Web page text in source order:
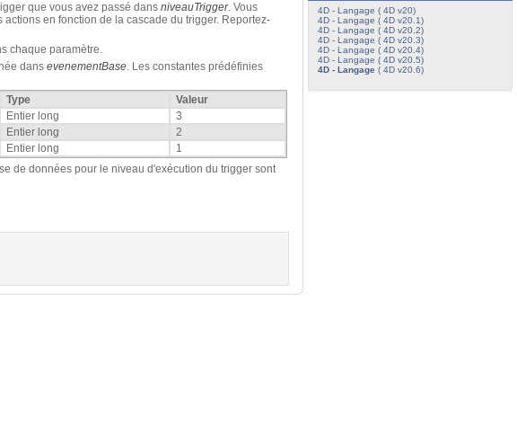
que vous avez passé dans niveauTrigger. Vous
actions en fonction de la cascade du trigger. Reportez-
chaque paramètre.
dans evenementBase. Les constantes prédéfinies
Type
Valeur
Entier long
3
Entier long
2
Entier long
1
de données pour le niveau d'exécution du trigger sont
4D - Langage ( 4D v20)
4D - Langage ( 4D v20.1)
4D - Langage ( 4D v20.2)
4D - Langage ( 4D v20.3)
4D - Langage ( 4D v20.4)
4D - Langage ( 4D v20.5)
4D - Langage( 4D v20.6)